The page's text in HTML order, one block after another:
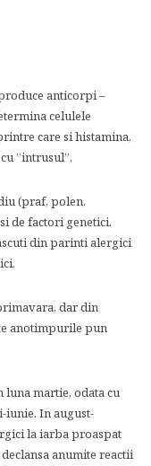
anticorpi –
celulele
care si histamina,
”intrusul”.
(praf, polen,
de factori genetici.
din parinti alergici
dar din
anotimpurile pun
martie, odata cu
iunie. In august-
la iarba proaspat
anumite reactii